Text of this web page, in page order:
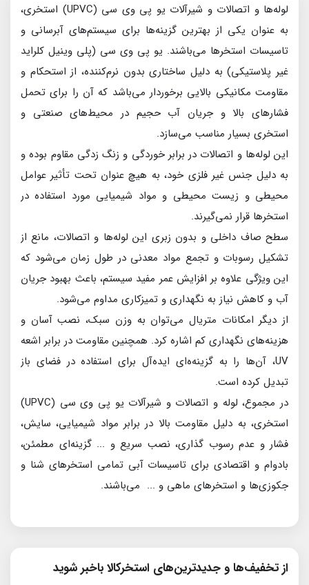
لوله‌ها و اتصالات و شیرآلات یو پی وی سی (UPVC) استخری،
به عنوان یکی از بهترین گزینه‌ها برای سیستم‌های آبرسانی و
تاسیسات استخرها می‌باشند. یو پی وی سی (پلی وینیل کلراید
غیر پلاستیکی) به دلیل ساختاری بدون نرم‌کننده، از استحکام و
مقاومت مکانیکی بالایی برخوردار می‌باشد که آن را برای تحمل
فشارهای بالا و جریان آب حجیم در محیط‌های صنعتی و
استخری بسیار مناسب می‌سازد.
این لوله‌ها و اتصالات در برابر خوردگی و زنگ زدگی مقاوم بوده و
به دلیل جنس غیر فلزی خود، به هیچ عنوان تحت تأثیر عوامل
محیطی و زیست محیطی و مواد شیمیایی مورد استفاده در
استخرها قرار نمی‌گیرند.
سطح صاف داخلی و بدون زبری این لوله‌ها و اتصالات، مانع از
تشکیل رسوبات و تجمع مواد معدنی در طول زمان می‌شود که
این ویژگی علاوه بر افزایش عمر مفید سیستم، باعث بهبود جریان
آب و کاهش نیاز به نگهداری و تمیزکاری مداوم می‌شود.
از دیگر امکانات متریال می‌توان به وزن سبک، نصب آسان و
هزینه‌های نگهداری کم اشاره کرد. همچنین مقاومت در برابر اشعه
UV، آن‌ها را به گزینه‌ه‌ای ایده‌آل برای استفاده در فضای باز
تبدیل کرده است.
در مجموع، لوله و اتصالات و شیرآلات یو پی وی سی (UPVC)
استخری، به دلیل مقاومت بالا در برابر مواد شیمیایی، سایش،
فشار و عدم رسوب گذاری، نصب سریع و ... گزینه‌ای مطمئن،
بادوام و اقتصادی برای تاسیسات آبی تمامی استخرهای شنا و
جکوزی‌ها و استخرهای ماهی و ... می‌باشند.
از تخفیف‌ها و جدیدترین‌های استخرکالا باخبر شوید